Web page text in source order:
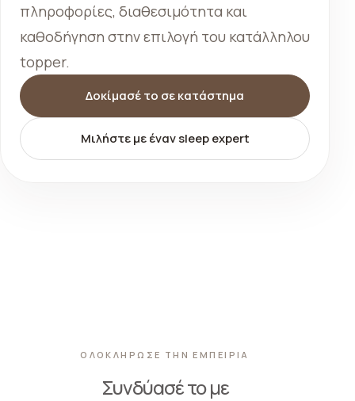
πληροφορίες, διαθεσιμότητα και
καθοδήγηση στην επιλογή του κατάλληλου
topper.
Δοκίμασέ το σε κατάστημα
Μιλήστε με έναν sleep expert
ΟΛΟΚΛΗΡΩΣΕ ΤΗΝ ΕΜΠΕΙΡΙΑ
Συνδύασέ το με